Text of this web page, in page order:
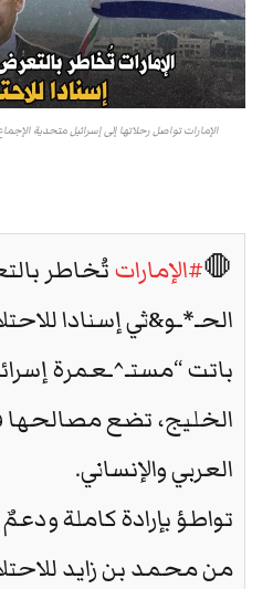
الإمارات تواصل رحلاتها إلى إسرائيل متحدية
🛑#الإماراتتُخاطر
الحـ*ـو&ثي إسنادا
باتت “مستـ^ـعمرة
الخليج، تضع مصالحها
العربي والإنساني.
تواطؤ بإرادة كاملة
من محمد بن زايد